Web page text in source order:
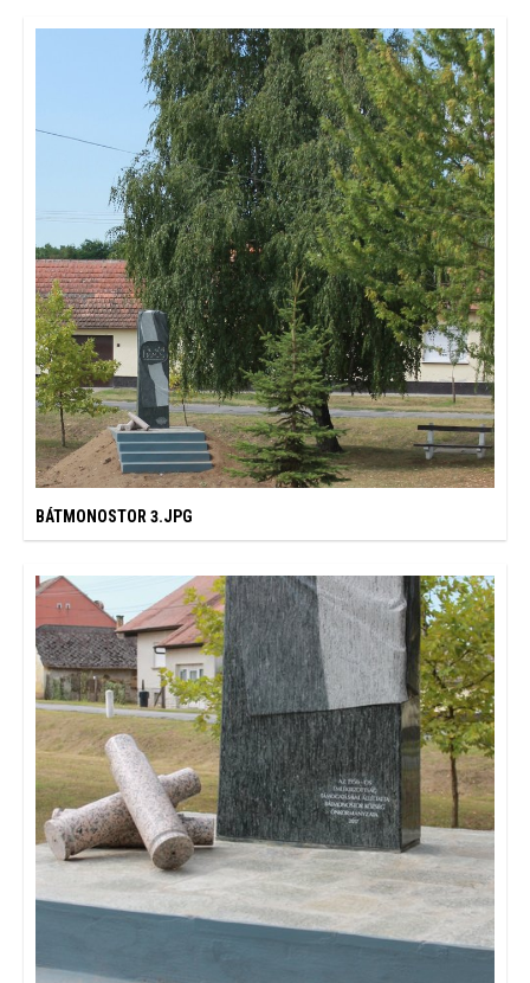
BÁTMONOSTOR 3.JPG